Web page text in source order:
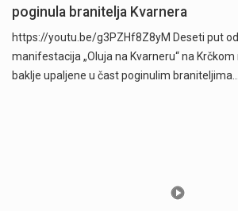
poginula branitelja Kvarnera
https://youtu.be/g3PZHf8Z8yM Deseti put
manifestacija „Oluja na Kvarneru“ na
baklje upaljene u čast poginulim braniteljima…